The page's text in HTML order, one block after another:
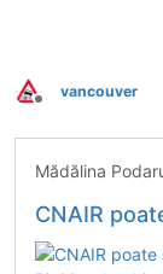
Deconectat
vancouver
Mădălina
CNAIR poate semna cu UMB